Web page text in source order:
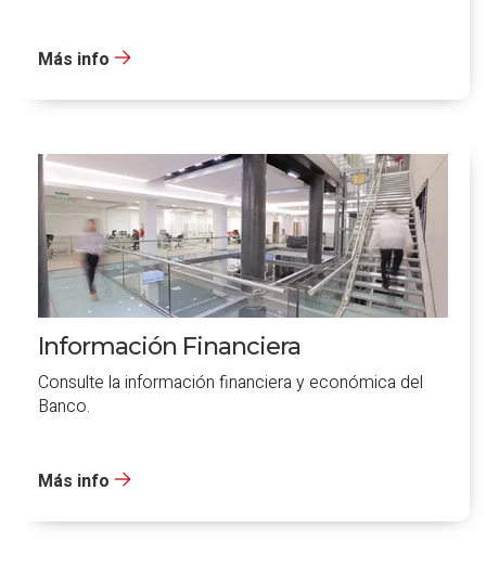
Más info
Información Financiera
Consulte la información financiera y económica del
Banco.
Más info